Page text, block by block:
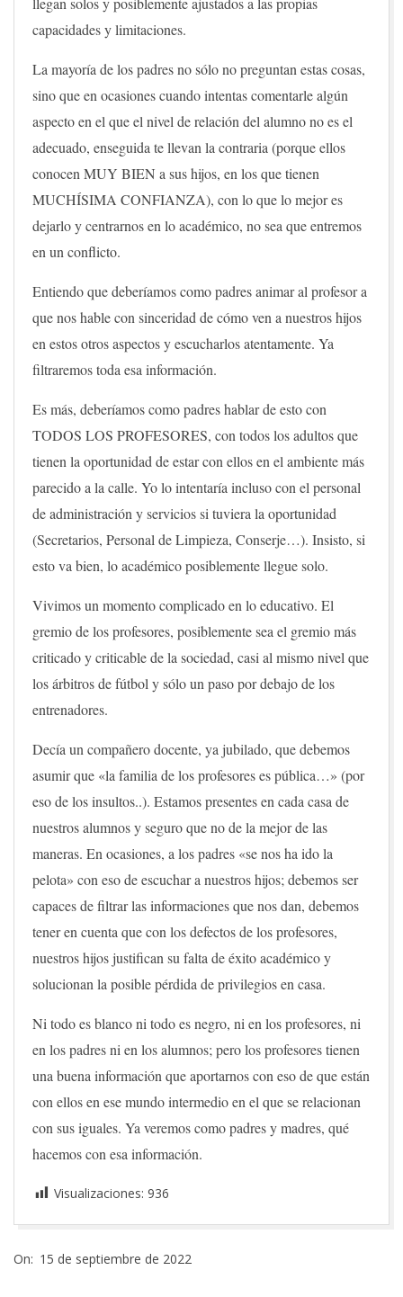
capacidades y limitaciones.
La mayoría de los padres no sólo no preguntan estas cosas,
sino que en ocasiones cuando intentas comentarle algún
aspecto en el que el nivel de relación del alumno no es el
adecuado, enseguida te llevan la contraria (porque ellos
conocen MUY BIEN a sus hijos, en los que tienen
MUCHÍSIMA CONFIANZA), con lo que lo mejor es
dejarlo y centrarnos en lo académico, no sea que entremos
en un conflicto.
Entiendo que deberíamos como padres animar al profesor a
que nos hable con sinceridad de cómo ven a nuestros hijos
en estos otros aspectos y escucharlos atentamente. Ya
filtraremos toda esa información.
Es más, deberíamos como padres hablar de esto con
TODOS LOS PROFESORES, con todos los adultos que
tienen la oportunidad de estar con ellos en el ambiente más
parecido a la calle. Yo lo intentaría incluso con el personal
de administración y servicios si tuviera la oportunidad
(Secretarios, Personal de Limpieza, Conserje…). Insisto, si
esto va bien, lo académico posiblemente llegue solo.
Vivimos un momento complicado en lo educativo. El
gremio de los profesores, posiblemente sea el gremio más
criticado y criticable de la sociedad, casi al mismo nivel que
los árbitros de fútbol y sólo un paso por debajo de los
entrenadores.
Decía un compañero docente, ya jubilado, que debemos
asumir que «la familia de los profesores es pública…» (por
eso de los insultos..). Estamos presentes en cada casa de
nuestros alumnos y seguro que no de la mejor de las
maneras. En ocasiones, a los padres «se nos ha ido la
pelota» con eso de escuchar a nuestros hijos; debemos ser
capaces de filtrar las informaciones que nos dan, debemos
tener en cuenta que con los defectos de los profesores,
nuestros hijos justifican su falta de éxito académico y
solucionan la posible pérdida de privilegios en casa.
Ni todo es blanco ni todo es negro, ni en los profesores, ni
en los padres ni en los alumnos; pero los profesores tienen
una buena información que aportarnos con eso de que están
con ellos en ese mundo intermedio en el que se relacionan
con sus iguales. Ya veremos como padres y madres, qué
hacemos con esa información.
Visualizaciones: 936
09-
On: 15 de septiembre de 2022